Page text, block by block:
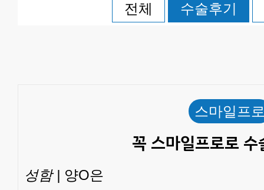
전체 수술후기
스마일프
꼭 스마일프로로
성함 | 양O은